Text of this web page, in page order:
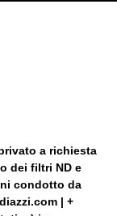
a richiesta
dei filtri ND e
condotto da
| +